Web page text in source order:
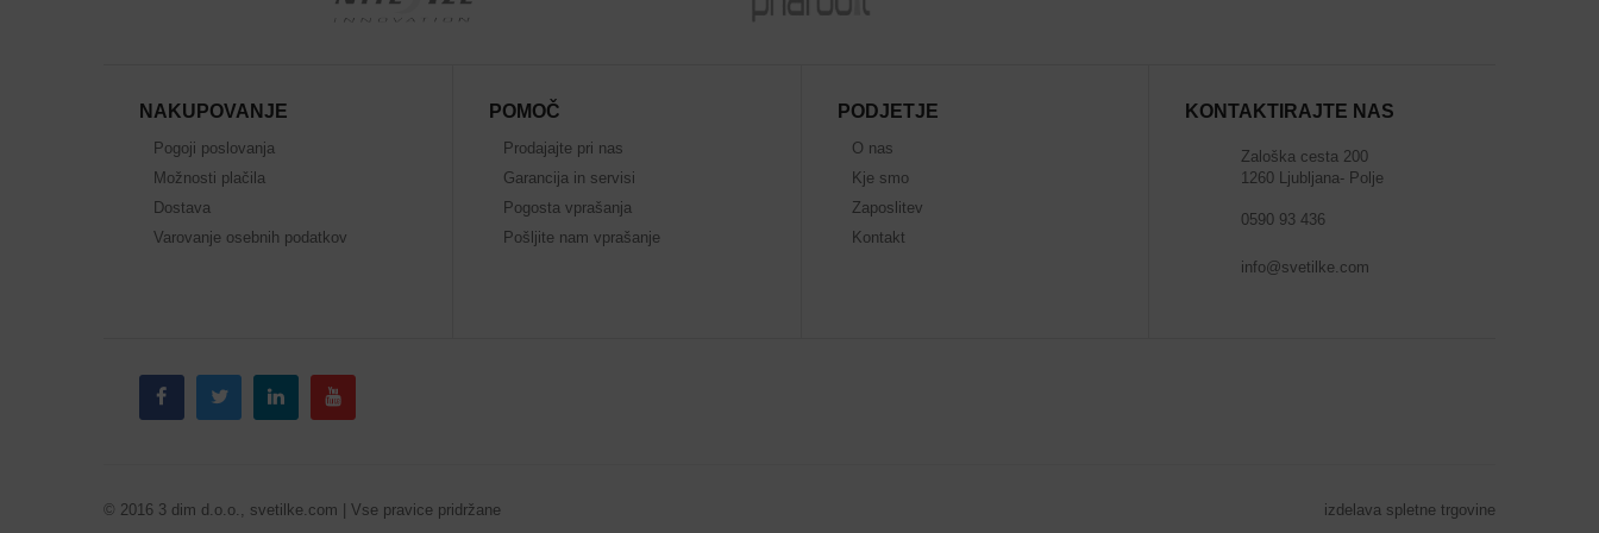
NAKUPOVANJE
Pogoji poslovanja
Možnosti plačila
Dostava
Varovanje osebnih podatkov
POMOČ
Prodajajte pri nas
Garancija in servisi
Pogosta vprašanja
Pošljite nam vprašanje
PODJETJE
O nas
Kje smo
Zaposlitev
Kontakt
KONTAKTIRAJTE NAS
Zaloška cesta 200
1260 Ljubljana- Polje
0590 93 436
info@svetilke.com
© 2016 3 dim d.o.o., svetilke.com | Vse pravice pridržane izdelava spletne trgovine